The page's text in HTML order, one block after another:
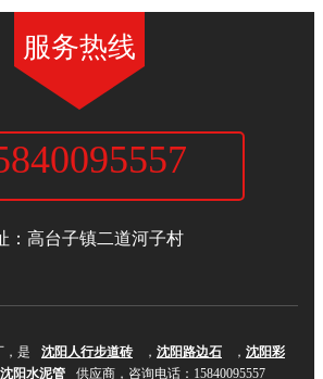
服务热线
市隆顺达水泥制品厂
：高台子镇二道河子村
，是 沈阳人行步道砖 ， 沈阳路边石 ， 沈阳彩
沈阳水泥管 供应商，咨询电话：15840095557